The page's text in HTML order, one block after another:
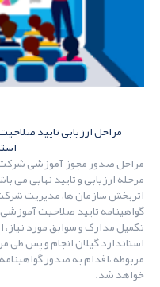
مراحل ارزیابی تایید
مراحل صدور مجوز آموزشی شرکت
مرحله ارزیابی و تایید نهایی
اثربخش سازمان ها،‌ مدیریت
گواهینامه تایید صلاحیت آموزشی
تکمیل مدارک و سوابق مورد نیاز،
استاندارد گیلان انجام و پس
مربوطه ،‌اقدام به صدور
خواهد شد.